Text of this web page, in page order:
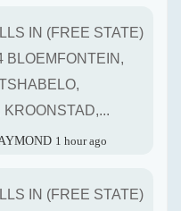
IN (FREE STATE)
BLOEMFONTEIN,
1 hour ago
IN (FREE STATE)